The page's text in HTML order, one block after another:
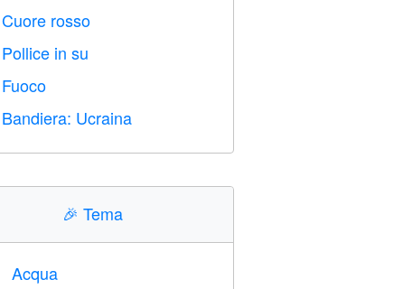
Cuore rosso
Pollice in su
Fuoco
Bandiera: Ucraina
🎉Tema
Acqua